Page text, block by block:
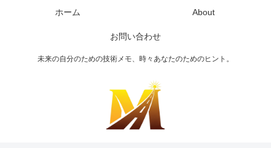
未来の自分のための技術メモ、時々あなたのためのヒント。
ホーム About
お問い合わせ